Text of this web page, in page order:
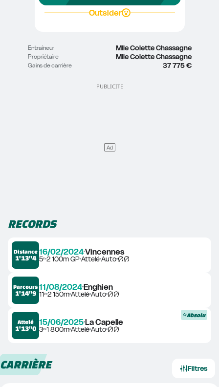
Outsider
Entraîneur Mlle Colette Chassagne
Propriétaire Mlle Colette Chassagne
Gains de carrière 37 775 €
RECORDS
Distance
1'13"4
16/02/2024Vincennes
5ᵉ2 100m GPAtteléAuto
Parcours
1'14"9
11/08/2024Enghien
11ᵉ2 150mAtteléAuto
Attelé
1'13"0
15/06/2025La Capelle
3ᵉ1 800mAtteléAuto
Absolu
CARRIÈRE Filtres